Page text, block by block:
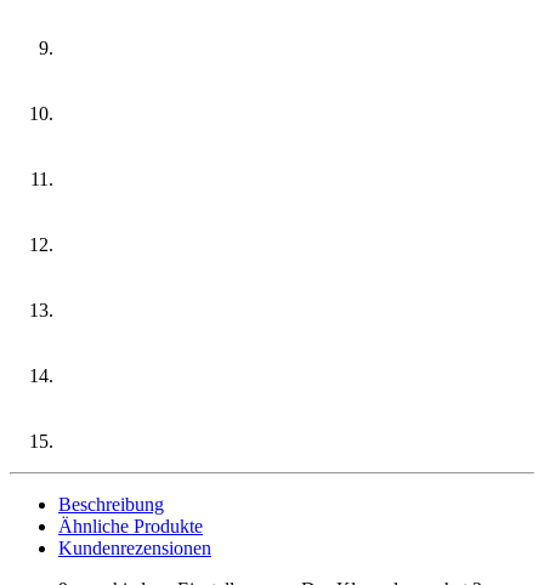
Beschreibung
Ähnliche Produkte
Kundenrezensionen